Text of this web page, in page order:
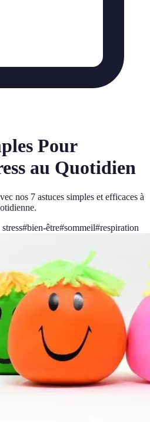
Pour
au Quotidien
nos 7 astuces simples et efficaces à
#bien-être#sommeil#respiration